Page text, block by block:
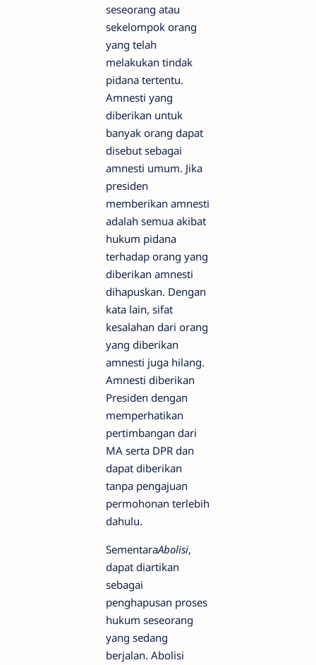
seseorang atau
sekelompok orang
yang telah
melakukan tindak
pidana tertentu.
Amnesti yang
diberikan untuk
banyak orang dapat
disebut sebagai
amnesti umum. Jika
presiden
memberikan amnesti
adalah semua akibat
hukum pidana
terhadap orang yang
diberikan amnesti
dihapuskan. Dengan
kata lain, sifat
kesalahan dari orang
yang diberikan
amnesti juga hilang.
Amnesti diberikan
Presiden dengan
memperhatikan
pertimbangan dari
MA serta DPR dan
dapat diberikan
tanpa pengajuan
permohonan terlebih
dahulu.
SementaraAbolisi,
dapat diartikan
sebagai
penghapusan proses
hukum seseorang
yang sedang
berjalan. Abolisi